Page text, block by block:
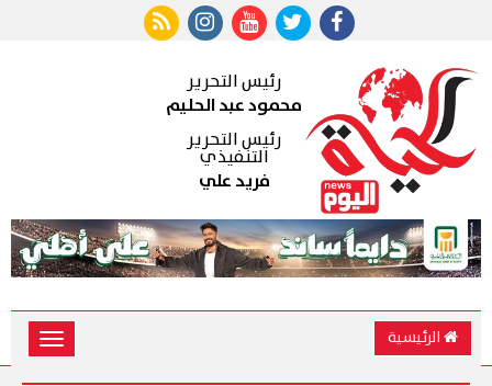
رئيس التحرير
محمود عبد الحليم
رئيس التحرير
التنفيذي
فريد علي
الرئيسية
Toggle